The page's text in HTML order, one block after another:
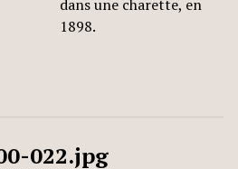
dans une charette, en
1898.
022.jpg